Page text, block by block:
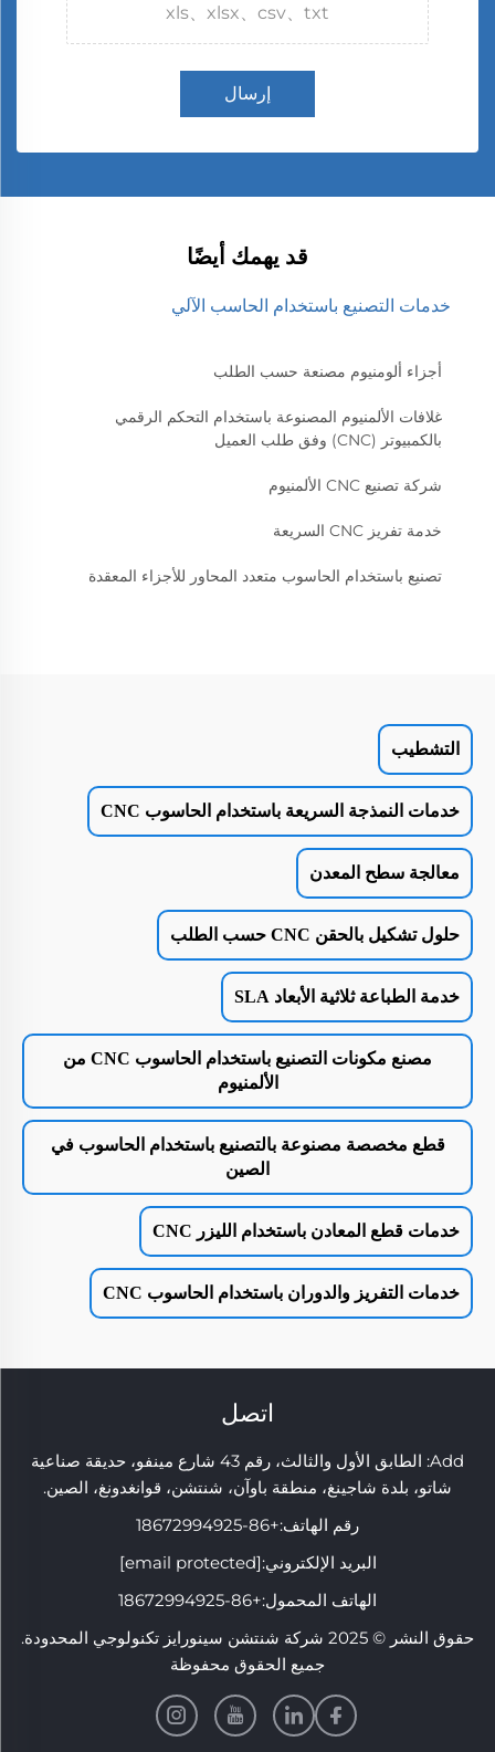
xls、xlsx、csv、txt
إرسال
قد يهمك أيضًا
خدمات التصنيع باستخدام الحاسب الآلي
أجزاء ألومنيوم مصنعة حسب الطلب
غلافات الألمنيوم المصنوعة باستخدام التحكم الرقمي
بالكمبيوتر (CNC) وفق طلب العميل
شركة تصنيع CNC الألمنيوم
خدمة تفريز CNC السريعة
تصنيع باستخدام الحاسوب متعدد المحاور للأجزاء المعقدة
التشطيب
خدمات النمذجة السريعة باستخدام الحاسوب CNC
معالجة سطح المعدن
حلول تشكيل بالحقن CNC حسب الطلب
خدمة الطباعة ثلاثية الأبعاد SLA
مصنع مكونات التصنيع باستخدام الحاسوب CNC من
الألمنيوم
قطع مخصصة مصنوعة بالتصنيع باستخدام الحاسوب في
الصين
خدمات قطع المعادن باستخدام الليزر CNC
خدمات التفريز والدوران باستخدام الحاسوب CNC
اتصل
Add: الطابق الأول والثالث، رقم 43 شارع مينفو، حديقة صناعية
شاتو، بلدة شاجينغ، منطقة باوآن، شنتشن، قوانغدونغ، الصين.
رقم الهاتف:+86-18672994925
البريد الإلكتروني:[email protected]
الهاتف المحمول:+86-18672994925
حقوق النشر © 2025 شركة شنتشن سينورايز تكنولوجي المحدودة.
جميع الحقوق محفوظة